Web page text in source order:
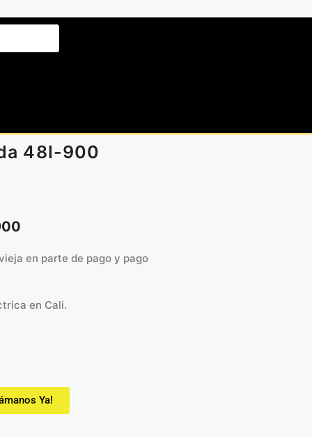
48I-900
en parte de pago y pago
en Cali.
Ya!